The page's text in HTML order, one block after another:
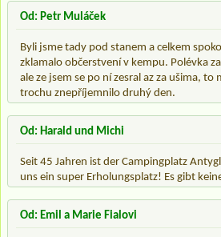
Od: Petr Muláček
Byli jsme tady pod stanem a celkem
zklamalo občerstvení v kempu. Polévka
ale ze jsem se po ní zesral az za ušima,
trochu znepříjemnilo druhý den.
Od: Harald und Michi
Seit 45 Jahren ist der Campingplatz
uns ein super Erholungsplatz! Es gibt
Od: Emil a Marie Fialovi